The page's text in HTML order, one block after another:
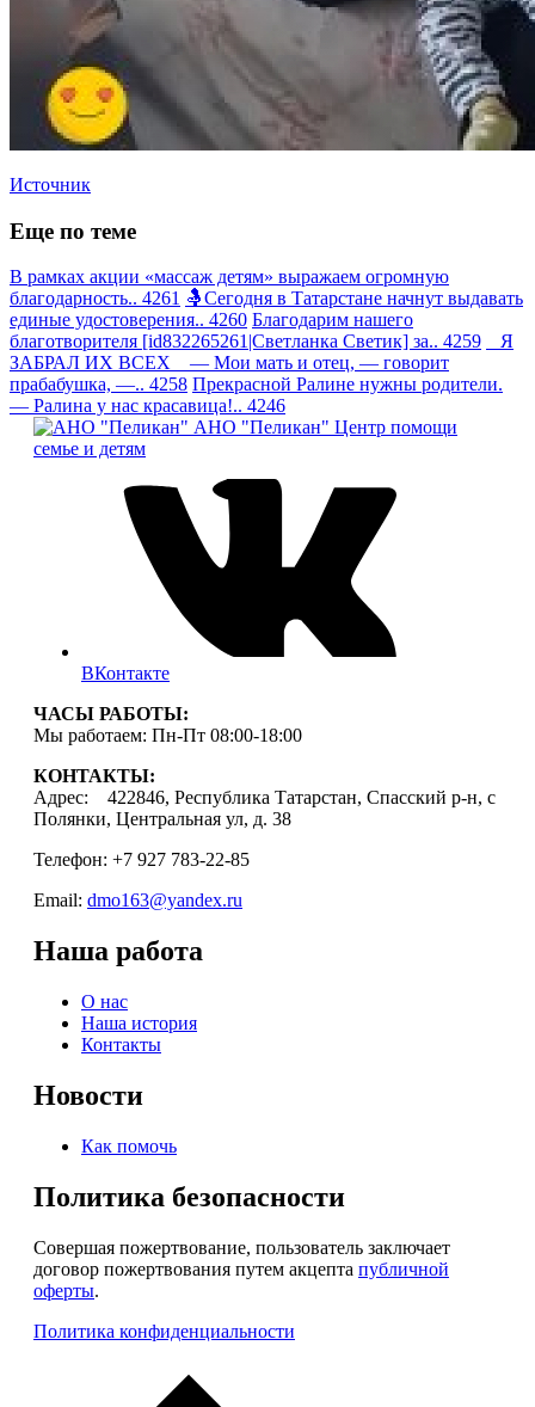
Источник
Еще по теме
В рамках акции «массаж детям» выражаем огромную
благодарность.. 4261 🤱Сегодня в Татарстане начнут выдавать
единые удостоверения.. 4260 Благодарим нашего
благотворителя [id832265261|Светланка Светик] за.. 4259
Я
ЗАБРАЛ ИХ ВСЕХ — Мои мать и отец, — говорит
прабабушка, —.. 4258 Прекрасной Ралине нужны родители.
— Ралина у нас красавица!.. 4246
АНО "Пеликан" Центр помощи
семье и детям
ВКонтакте
ЧАСЫ РАБОТЫ:
Мы работаем: Пн-Пт 08:00-18:00
КОНТАКТЫ:
Адрес: 422846, Республика Татарстан, Спасский р-н, с
Полянки, Центральная ул, д. 38
Телефон: +7 927 783-22-85
Email: dmo163@yandex.ru
Наша работа
О нас
Наша история
Контакты
Новости
Как помочь
Политика безопасности
Совершая пожертвование, пользователь заключает
договор пожертвования путем акцепта публичной
оферты.
Политика конфиденциальности